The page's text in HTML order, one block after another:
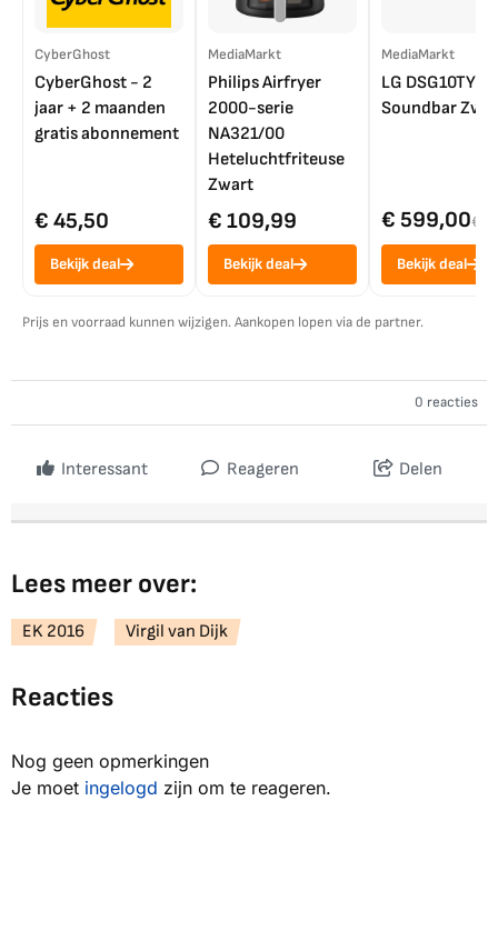
CyberGhost
CyberGhost - 2
jaar + 2 maanden
gratis abonnement
€ 45,50
Bekijk deal
MediaMarkt
Philips Airfryer
2000-serie
NA321/00
Heteluchtfriteuse
Zwart
€ 109,99
Bekijk deal
MediaMarkt
LG DSG10TY
Soundbar
€ 599,00€
Bekijk deal
Prijs en voorraad kunnen wijzigen. Aankopen lopen via de partner.
0 reacties
Interessant Reageren Delen
Lees meer over:
EK 2016 Virgil van Dijk
Reacties
Nog geen opmerkingen
Je moet ingelogd zijn om te reageren.